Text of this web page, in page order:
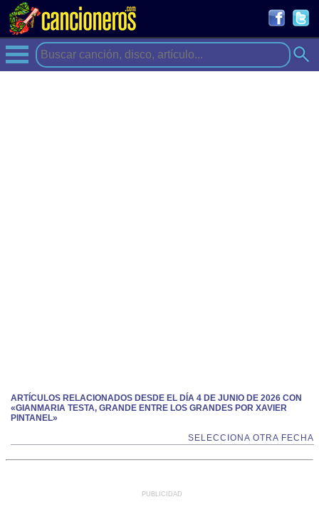
ARTÍCULOS RELACIONADOS DESDE EL DÍA 4 DE JUNIO DE 2026 CON
«GIANMARIA TESTA, GRANDE ENTRE LOS GRANDES POR XAVIER
PINTANEL»
SELECCIONA OTRA FECHA
PUBLICIDAD